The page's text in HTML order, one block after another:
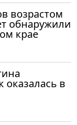
возрастом
обнаружили
крае
оказалась в